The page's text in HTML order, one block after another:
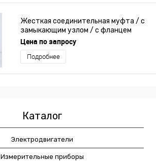
Жесткая соединительная муфта / с
замыкающим узлом / с фланцем
Цена по запросу
Подробнее
Каталог
Электродвигатели
Измерительные приборы